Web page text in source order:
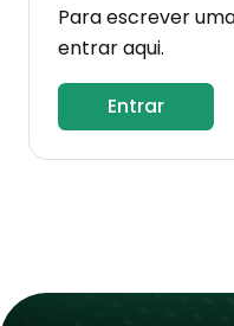
Para escrever
entrar aqui.
Entrar